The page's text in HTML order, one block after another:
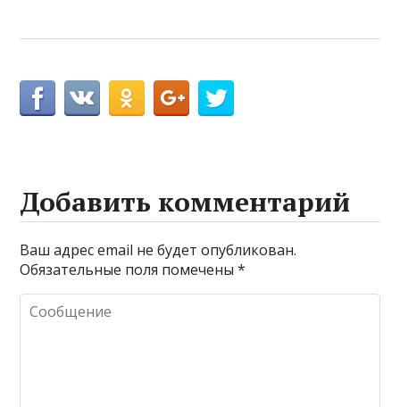
Добавить комментарий
Ваш адрес email не будет опубликован.
Обязательные поля помечены*